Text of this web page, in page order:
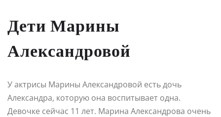
Дети Марины
Александровой
У актрисы Марины Александровой есть дочь
Александра, которую она воспитывает одна.
Девочке сейчас 11 лет. Марина Александрова очень